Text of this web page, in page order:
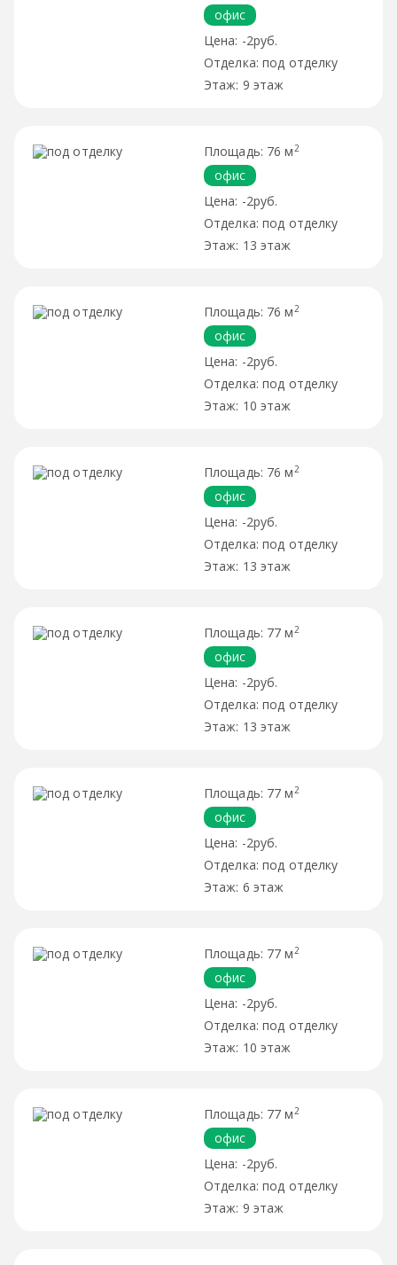
офис
-2руб.
под отделку
9 этаж
76 м 2
офис
-2руб.
под отделку
13 этаж
76 м 2
офис
-2руб.
под отделку
10 этаж
76 м 2
офис
-2руб.
под отделку
13 этаж
77 м 2
офис
-2руб.
под отделку
13 этаж
77 м 2
офис
-2руб.
под отделку
6 этаж
77 м 2
офис
-2руб.
под отделку
10 этаж
77 м 2
офис
-2руб.
под отделку
9 этаж